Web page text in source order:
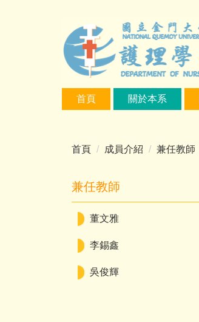
首頁 關於本系
首頁 成員介紹 兼任教師
兼任教師
董文雅
李錫鑫
吳俊輝